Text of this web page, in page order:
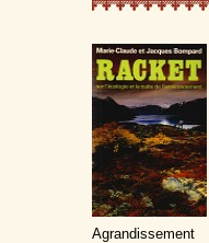
Agrandissement